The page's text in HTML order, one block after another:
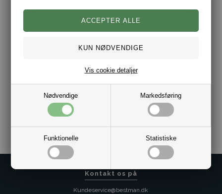
Nødvendige Markedsføring
Funktionelle Statistiske
Vis cookie detaljer
10011620
Kontakt os på
Kundeservice@bestman.dk